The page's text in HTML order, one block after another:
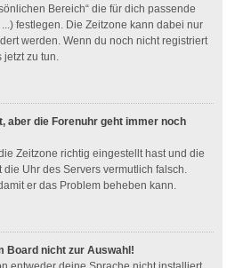
Bereich“ die für dich passende
festlegen. Die Zeitzone kann dabei nur
werden. Wenn du noch nicht registriert
jetzt zu tun.
aber die Forenuhr geht immer noch
Zeitzone richtig eingestellt hast und die
Uhr des Servers vermutlich falsch.
er das Problem beheben kann.
Board nicht zur Auswahl!